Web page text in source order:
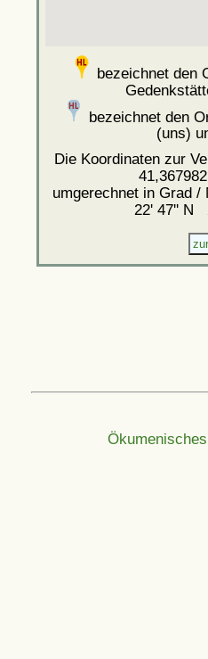
bezeichnet den
bezeichnet den
(uns)
Die Koordinaten zur
umgerechnet in Grad /
22' 47'' N